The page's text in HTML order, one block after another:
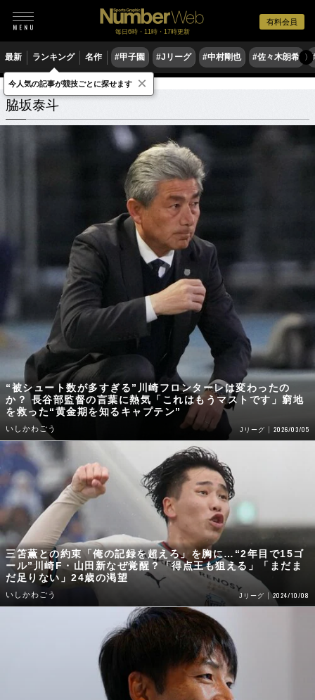
有料会員
毎日6時・11時・17時更新
最新 ランキング 名作 #甲子園 #Jリーグ #中村剛也 #佐々木朗希 〉
脇坂泰斗 関連記事
脇坂泰斗
“被シュート数が多すぎる”川崎フロンターレは変わったの
か？ 長谷部監督の言葉に熱気「これはもうマストです」窮地
を救った“黄金期を知るキャプテン”
いしかわごう Jリーグ 2026/03/05
三笘薫との約束「俺の記録を超えろ」を胸に…“2年目で15ゴ
ール”川崎F・山田新なぜ覚醒？「得点王も狙える」「まだま
だ足りない」24歳の渇望
いしかわごう Jリーグ 2024/10/08
今人気の記事が競技ごとに探せます ×